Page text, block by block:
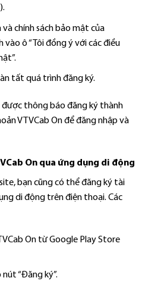
chính sách bảo mật của
vào ô “Tôi đồng ý với các điều
tất quá trình đăng ký.
được thông báo đăng ký thành
VTVCab On để đăng nhập và
On qua ứng dụng di động
bạn cũng có thể đăng ký tài
di động trên điện thoại. Các
On từ Google Play Store
“Đăng ký”.